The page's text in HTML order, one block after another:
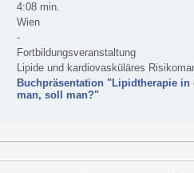
4:08 min.
Wien
-
Fortbildungsveranstaltung
Lipide und kardiovasküläres
Buchpräsentation "Lipidtherapie
man, soll man?"